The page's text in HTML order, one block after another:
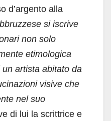
d’argento alla
si iscrive
non solo
etimologica
artista abitato da
visive che
nel suo
di lui la scrittrice e